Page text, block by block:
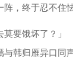
，终于忍不住怯
要饿坏了？」
韩归雁异口同